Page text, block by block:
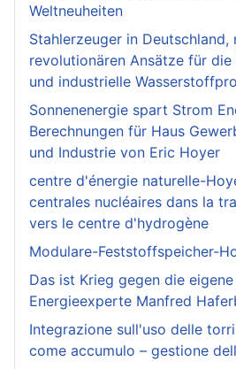
Weltneuheiten
Stahlerzeuger in Deutschland,
revolutionären Ansätze für die
und industrielle
Sonnenenergie spart Strom
Berechnungen für Haus
und Industrie von Eric Hoyer
centre d'énergie naturelle-
centrales nucléaires dans la
vers le centre d'hydrogène
Modulare-Feststoffspeicher-
Das ist Krieg gegen die
Energieexperte Manfred
Integrazione sull'uso delle
come accumulo – gestione